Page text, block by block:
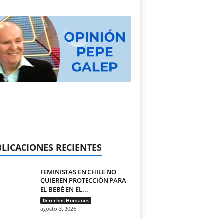
RECIENTES
FEMINISTAS EN CHILE NO
QUIEREN PROTECCIÓN PARA
EL BEBÉ EN EL...
Derechos Humanos
agosto 3, 2026